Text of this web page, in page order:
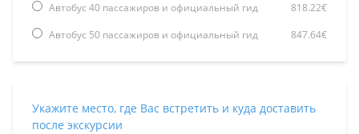
Автобус 40 пассажиров и официальный гид
818.22€
Автобус 50 пассажиров и официальный гид
847.64€
Укажите место, где Вас встретить и куда доставить
после экскурсии